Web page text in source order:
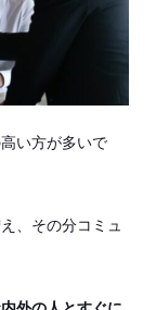
い方が多いで
、その分コミュ